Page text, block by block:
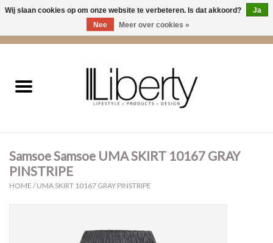
Kleding
Cadeaus
Samsoe Samsoe UMA SKIRT 10167 GRAY
PINSTRIPE
HOME /UMA SKIRT 10167 GRAY PINSTRIPE
Wij slaan cookies op om onze website te verbeteren. Is dat akkoord?
Ja
Nee
Meer over cookies »